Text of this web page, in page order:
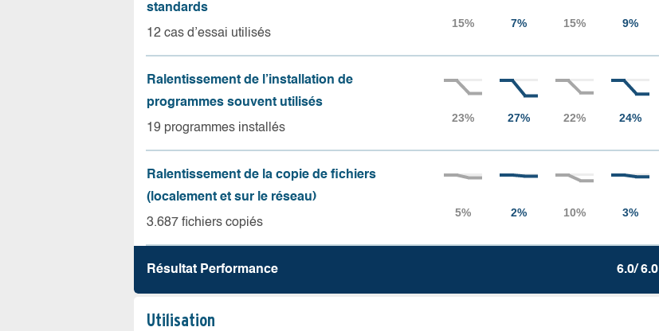
standards
12 cas d’essai utilisés
Ralentissement de l’installation de
programmes souvent utilisés
19 programmes installés
Ralentissement de la copie de fichiers
(localement et sur le réseau)
3.687 fichiers copiés
Résultat Performance 6.0/ 6.0
Utilisation